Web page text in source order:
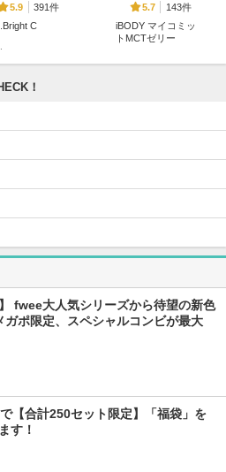
5.9
391件
C
5.7
143件
iBODY マイコミッ
トMCTゼリー
チビタミン＆ミ
チャーメイド
ウェルエイジ プレ
ファンケル
！
fwee大人気シリーズから待望の新色
ガポ限定、スペシャルコンビが最大
【合計250セット限定】「福袋」を
す！